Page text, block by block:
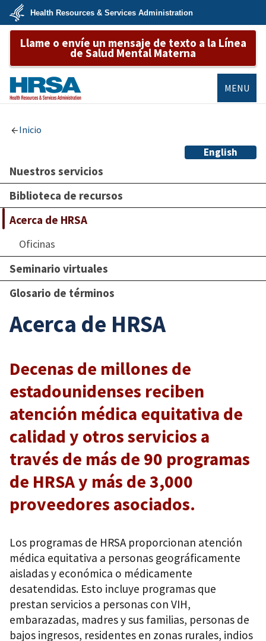
Skip
main
content
U.S.
Department
&
Services
Health Resources & Services Administration
Llame o envíe un mensaje de texto a la Línea
de Salud Mental Materna
MENU
Inicio
English
Nuestros servicios
Biblioteca de recursos
Acerca de HRSA
Oficinas
Seminario virtuales
Glosario de términos
Acerca de HRSA
Decenas de millones de
estadounidenses reciben
atención médica equitativa de
calidad y otros servicios a
través de más de 90 programas
de HRSA y más de 3,000
proveedores asociados.
Los programas de HRSA proporcionan atención
médica equitativa a personas geográficamente
aisladas y económica o médicamente
desatendidas. Esto incluye programas que
prestan servicios a personas con VIH,
embarazadas, madres y sus familias, personas de
bajos ingresos, residentes en zonas rurales, indios